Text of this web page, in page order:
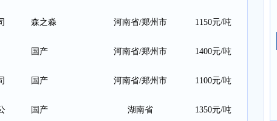
森之淼 河南省/郑州市 1150元/吨
国产 河南省/郑州市 1400元/吨
国产 河南省/郑州市 1100元/吨
国产 湖南省 1350元/吨